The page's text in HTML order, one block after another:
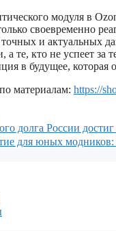
модуля в
своевременно
точных и актуальных
а те, кто не успеет
в будущее, которая
материалам: https://
долга России
для юных